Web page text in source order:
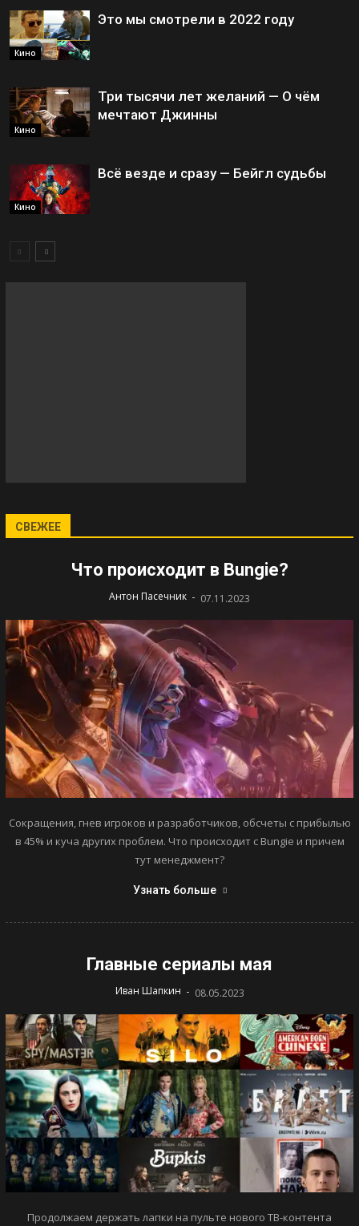
Кино
Это мы смотрели в 2022 году
Кино
Три тысячи лет желаний — О чём
мечтают Джинны
Кино
Всё везде и сразу — Бейгл судьбы
СВЕЖЕЕ
Что происходит в Bungie?
Антон Пасечник - 07.11.2023
Сокращения, гнев игроков и разработчиков, обсчеты с прибылью
в 45% и куча других проблем. Что происходит с Bungie и причем
тут менеджмент?
Узнать больше
Главные сериалы мая
Иван Шапкин - 08.05.2023
Продолжаем держать лапки на пульте нового ТВ-контента